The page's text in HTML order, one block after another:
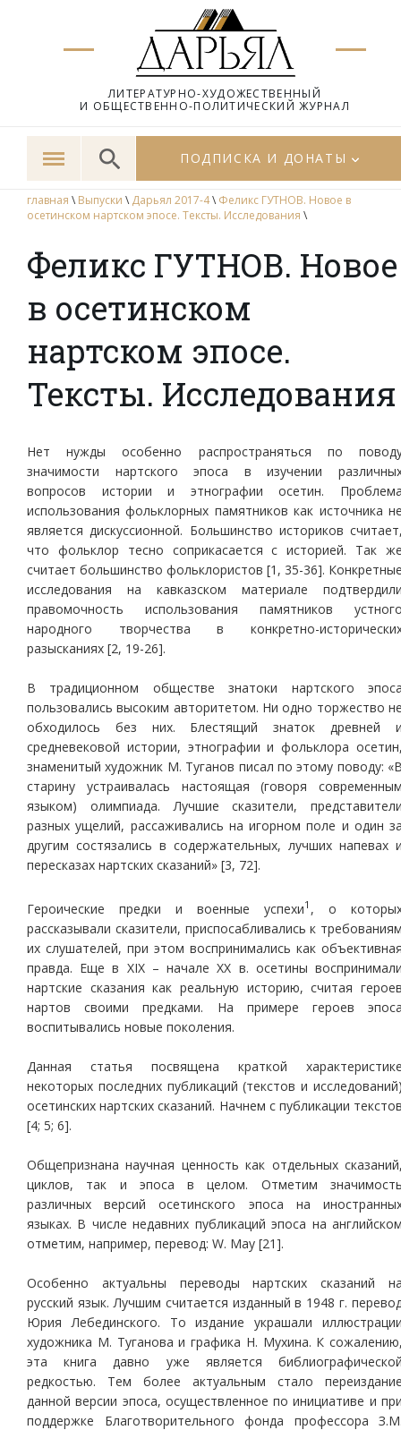
ЛИТЕРАТУРНО-ХУДОЖЕСТВЕННЫЙ
И ОБЩЕСТВЕННО-ПОЛИТИЧЕСКИЙ ЖУРНАЛ
ПОДПИСКА И ДОНАТЫ
главная \ Выпуски \ Дарьял 2017-4\ Феликс ГУТНОВ. Новое в
осетинском нартском эпосе. Тексты. Исследования \
Феликс ГУТНОВ. Новое
в осетинском
нартском эпосе.
Тексты. Исследования
Нет нужды особенно распространяться по
значимости нартского эпоса в изучении
вопросов истории и этнографии осетин.
использования фольклорных памятников как источника
является дискуссионной. Большинство историков
что фольклор тесно соприкасается с историей. Так
считает большинство фольклористов [1, 35-36].
исследования на кавказском материале
правомочность использования памятников
народного творчества в конкретно-
разысканиях [2, 19-26].
В традиционном обществе знатоки нартского
пользовались высоким авторитетом. Ни одно торжество
обходилось без них. Блестящий знаток древней
средневековой истории, этнографии и фольклора
знаменитый художник М. Туганов писал по этому поводу:
старину устраивалась настоящая (говоря
языком) олимпиада. Лучшие сказители,
разных ущелий, рассаживались на игорном поле и один
другим состязались в содержательных, лучших напевах
пересказах нартских сказаний» [3, 72].
Героические предки и военные успехи1 , о
рассказывали сказители, приспосабливались к
их слушателей, при этом воспринимались как
правда. Еще в XIX – начале XX в. осетины
нартские сказания как реальную историю, считая
нартов своими предками. На примере героев
воспитывались новые поколения.
Данная статья посвящена краткой
некоторых последних публикаций (текстов и
осетинских нартских сказаний. Начнем с публикации
[4; 5; 6].
Общепризнана научная ценность как отдельных
циклов, так и эпоса в целом. Отметим
различных версий осетинского эпоса на
языках. В числе недавних публикаций эпоса на
отметим, например, перевод: W. May [21].
Особенно актуальны переводы нартских сказаний
русский язык. Лучшим считается изданный в 1948 г.
Юрия Лебединского. То издание украшали
художника М. Туганова и графика Н. Мухина. К
эта книга давно уже является
редкостью. Тем более актуальным стало
данной версии эпоса, осуществленное по инициативе и
поддержке Благотворительного фонда профессора